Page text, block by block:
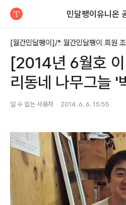
민달팽이유니온
[2014년 6월호
리동네 나무그늘 '
알 수 없는 사용자 2014. 6. 6. 15:55